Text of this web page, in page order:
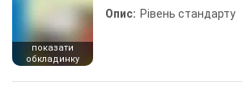
показати
обкладинку
Опис: Рівень стандарту